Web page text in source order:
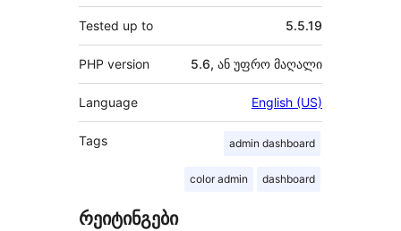
Tested up to 5.5.19
PHP version 5.6, ან უფრო მაღალი
Language English (US)
Tags admin dashboard
color admin dashboard
რეიტინგები